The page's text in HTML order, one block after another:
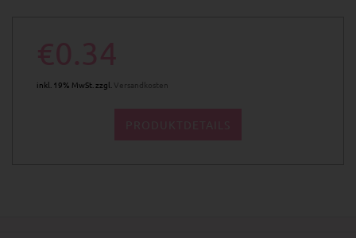
inkl. 19% MwSt. zzgl. Versandkosten